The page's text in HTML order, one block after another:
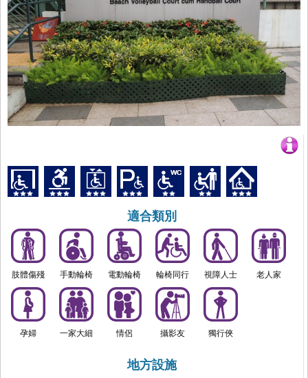
適合類別
肢體傷殘 手動輪椅 電動輪椅 輪椅同行 視障人士 老人家
孕婦 一家大細 情侶 攝影友 獨行俠
地方設施